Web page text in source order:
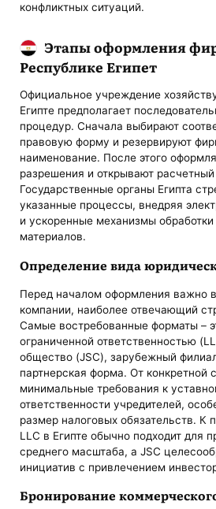
конфликтных ситуаций.
Этапы оформления
Республике Египет
Официальное учреждение
Египте предполагает
процедур. Сначала выбирают
правовую форму и резервируют
наименование. После этого
разрешения и открывают расчетный
Государственные органы Египта
указанные процессы, внедряя
и ускоренные механизмы
материалов.
Определение вида
Перед началом оформления важно
компании, наиболее отвечающий
Самые востребованные форматы –
ограниченной ответственностью
общество (JSC), зарубежный
партнерская форма. От конкретной
минимальные требования к
ответственности учредителей,
размер налоговых обязательств. К
LLC в Египте обычно подходит для
среднего масштаба, а JSC
инициатив с привлечением
Бронирование